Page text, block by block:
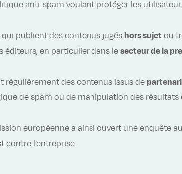
anti-spam voulant protéger les
qui publient des contenus jugés hors sujet ou
éditeurs, en particulier dans le secteur de la
régulièrement des contenus issus de
de spam ou de manipulation des
européenne a ainsi ouvert une enquête
contre l’entreprise.